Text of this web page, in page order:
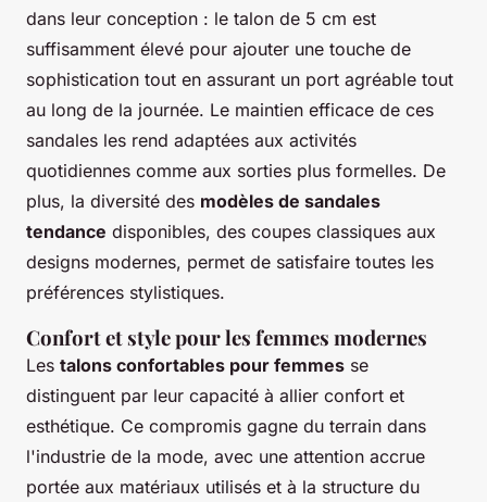
dans leur conception : le talon de 5 cm est
suffisamment élevé pour ajouter une touche de
sophistication tout en assurant un port agréable tout
au long de la journée. Le maintien efficace de ces
sandales les rend adaptées aux activités
quotidiennes comme aux sorties plus formelles. De
plus, la diversité des modèles de sandales
tendance disponibles, des coupes classiques aux
designs modernes, permet de satisfaire toutes les
préférences stylistiques.
Confort et style pour les femmes modernes
Les talons confortables pour femmes se
distinguent par leur capacité à allier confort et
esthétique. Ce compromis gagne du terrain dans
l'industrie de la mode, avec une attention accrue
portée aux matériaux utilisés et à la structure du